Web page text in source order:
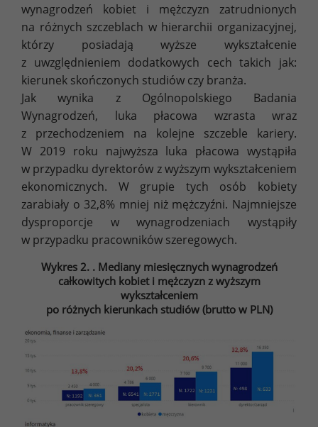
wynagrodzeń kobiet i mężczyzn zatrudnionych
na różnych szczeblach w hierarchii organizacyjnej,
którzy posiadają wyższe wykształcenie
z uwzględnieniem dodatkowych cech takich jak:
kierunek skończonych studiów czy branża.
Jak wynika z Ogólnopolskiego Badania
Wynagrodzeń, luka płacowa wzrasta wraz
z przechodzeniem na kolejne szczeble kariery.
W 2019 roku najwyższa luka płacowa wystąpiła
w przypadku dyrektorów z wyższym wykształceniem
ekonomicznych. W grupie tych osób kobiety
zarabiały o 32,8% mniej niż mężczyźni. Najmniejsze
dysproporcje w wynagrodzeniach wystąpiły
w przypadku pracowników szeregowych.
Wykres 2. . Mediany miesięcznych wynagrodzeń
całkowitych kobiet i mężczyzn z wyższym
wykształceniem
po różnych kierunkach studiów (brutto w PLN)